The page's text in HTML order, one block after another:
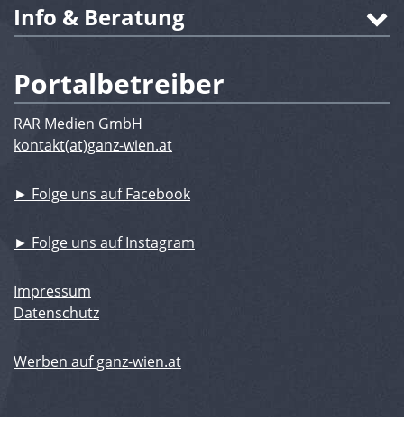
Info & Beratung
Portalbetreiber
RAR Medien GmbH
kontakt(at)ganz-wien.at
► Folge uns auf Facebook
► Folge uns auf Instagram
Impressum
Datenschutz
Werben auf ganz-wien.at